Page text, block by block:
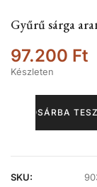
Gyűrű sárga
97.200 Ft
Készleten
KOSÁRBA
SKU: